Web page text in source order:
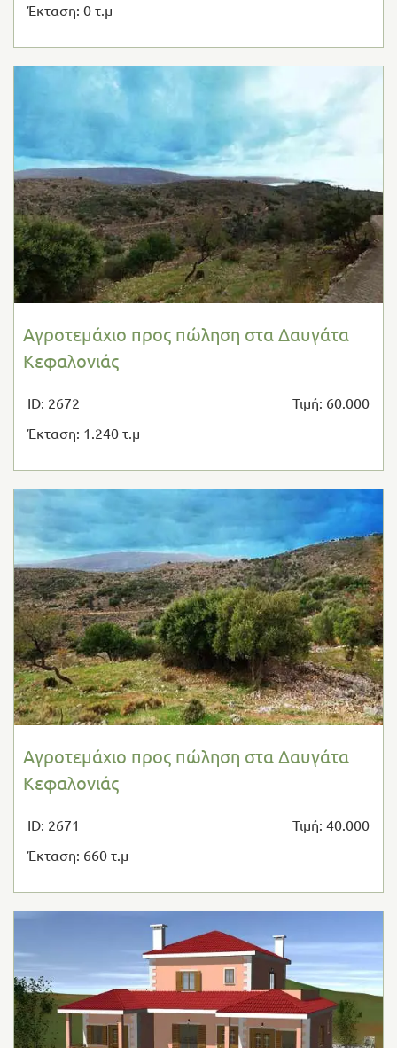
Έκταση: 0 τ.μ
Αγροτεμάχιο προς πώληση στα Δαυγάτα
Κεφαλονιάς
ID: 2672
Τιμή: 60.000
Έκταση: 1.240 τ.μ
Αγροτεμάχιο προς πώληση στα Δαυγάτα
Κεφαλονιάς
ID: 2671
Τιμή: 40.000
Έκταση: 660 τ.μ